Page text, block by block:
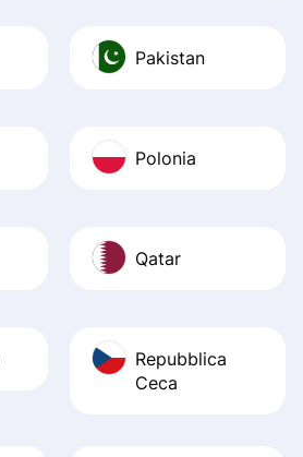
Pakistan
Polonia
Qatar
Repubblica
Ceca